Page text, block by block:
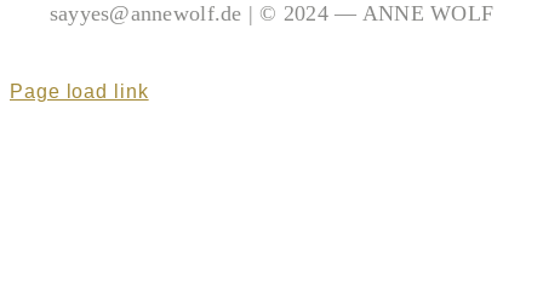
sayyes@annewolf.de | © 2024 — ANNE WOLF
Page load link